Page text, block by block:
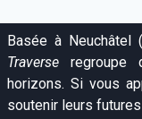
Basée à Neuchâtel
Traverse regroupe
horizons. Si vous
soutenir leurs